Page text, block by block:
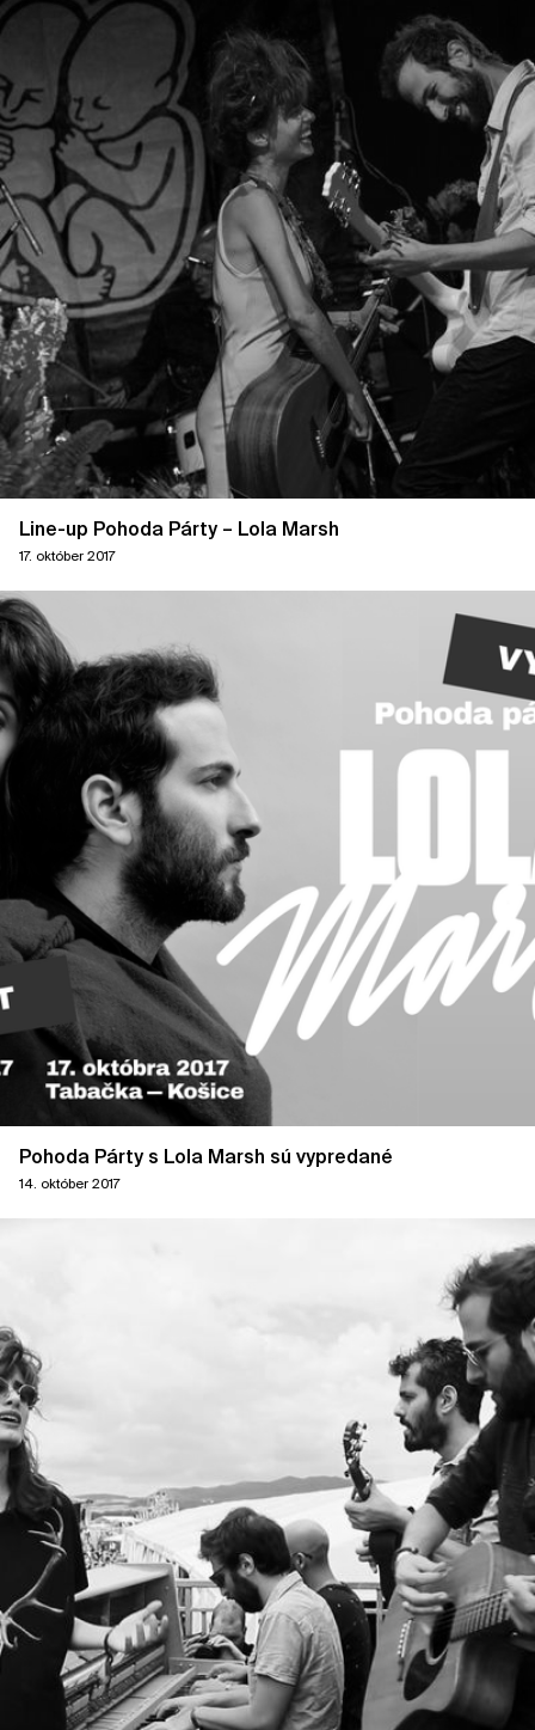
Line-up Pohoda Párty – Lola Marsh
17. október 2017
Pohoda Párty s Lola Marsh sú vypredané
14. október 2017